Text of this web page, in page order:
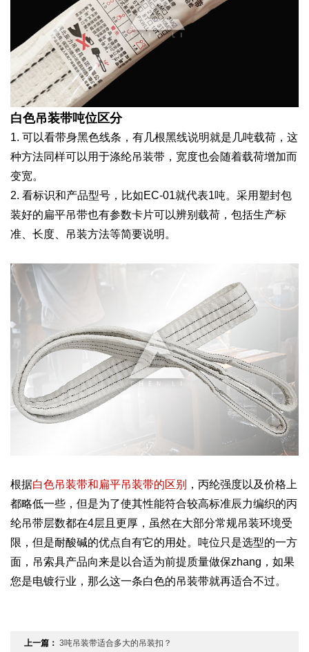
白色吊装带吨位区分
1. 可以看带身黑色线条，有几根黑线说明就是几吨载荷，这
种方法同样可以用于涤纶吊装带，宽度也会随着载荷增加而
变宽。
2. 看标识和产品型号，比如EC-01就代表1吨。采用塑封包
装好的扁平吊带也有参数卡片可以辨别载荷，包括生产标
准、长度、吊装方法等简要说明。
根据白色吊装带和扁平吊装带的区别
，丙纶强度以及价格上
都略低一些，但是为了使其性能符合较高标准辰力编织的丙
纶吊带层数都在4层且更厚，虽然在大部分常规吊装环境受
限，但是耐酸碱的优点自有它的用处。吨位只是选型的一方
面，吊索具产品向来是以合适为前提质量做保zhang，如果
您是电镀行业，那么这一条白色的吊装带就再适合不过。
上一篇： 3吨吊装带适合多大的吊装扣？